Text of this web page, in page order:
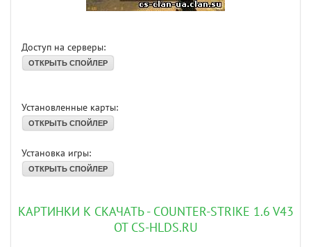
Доступ на серверы:
Установленные карты:
Установка игры:
КАРТИНКИ К СКАЧАТЬ - COUNTER-STRIKE 1.6 V43
ОТ CS-HLDS.RU